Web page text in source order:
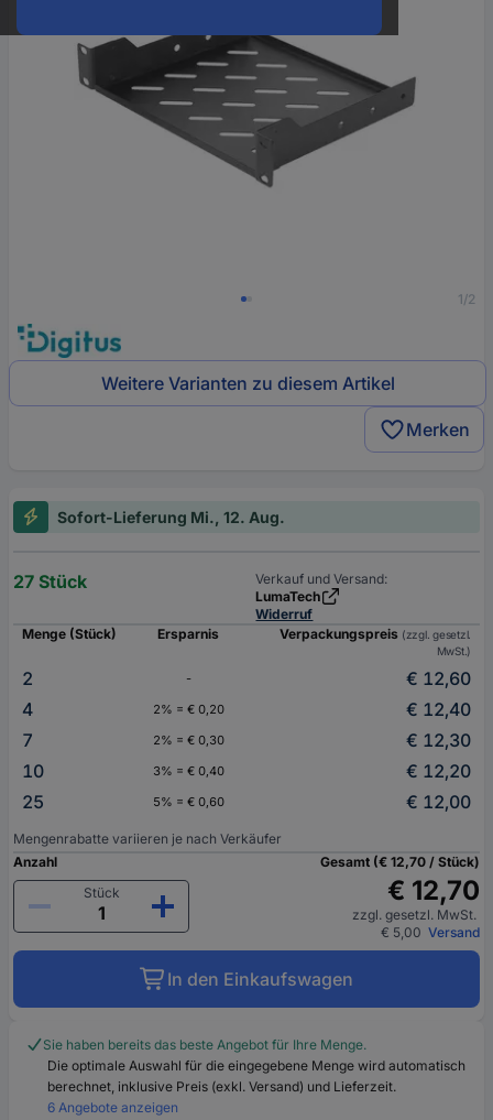
1/2
Weitere Varianten zu diesem Artikel
Merken
Sofort-Lieferung Mi., 12. Aug.
27 Stück
Verkauf und Versand:
LumaTech
Widerruf
Menge (Stück)
Ersparnis Verpackungspreis (zzgl. gesetzl.
MwSt.)
2 -
€ 12,60
4
2% = € 0,20
€ 12,40
7
2% = € 0,30
€ 12,30
10
3% = € 0,40
€ 12,20
25
5% = € 0,60 € 12,00
Mengenrabatte variieren je nach Verkäufer
Anzahl
Stück
Gesamt (€ 12,70 / Stück)
€ 12,70
zzgl. gesetzl. MwSt.
€ 5,00 Versand
In den Einkaufswagen
Sie haben bereits das beste Angebot für Ihre Menge.
Die optimale Auswahl für die eingegebene Menge wird automatisch
berechnet, inklusive Preis (exkl. Versand) und Lieferzeit.
6 Angebote anzeigen